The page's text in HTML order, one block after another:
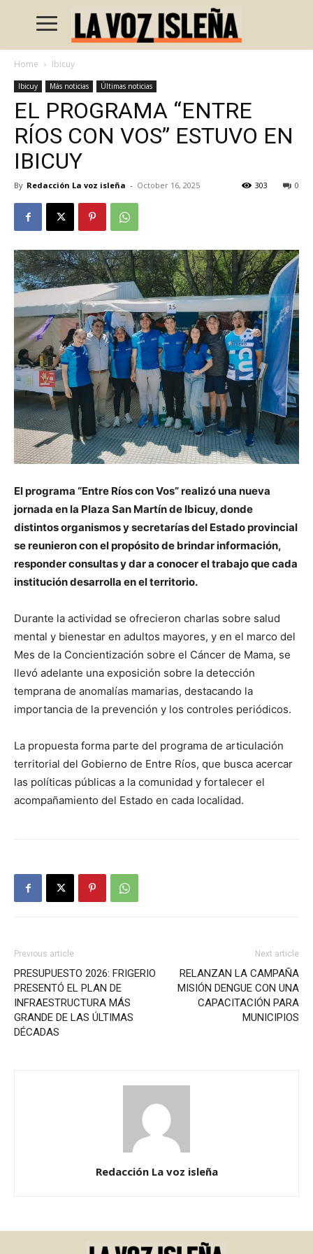
Home Ibicuy
Ibicuy Más noticias Últimas noticias
EL PROGRAMA “ENTRE
RÍOS CON VOS” ESTUVO EN
IBICUY
By Redacción La voz isleña - October 16, 2025 0
303
El programa “Entre Ríos con Vos” realizó una nueva
jornada en la Plaza San Martín de Ibicuy, donde
distintos organismos y secretarías del Estado provincial
se reunieron con el propósito de brindar información,
responder consultas y dar a conocer el trabajo que cada
institución desarrolla en el territorio.
Durante la actividad se ofrecieron charlas sobre salud
mental y bienestar en adultos mayores, y en el marco del
Mes de la Concientización sobre el Cáncer de Mama, se
llevó adelante una exposición sobre la detección
temprana de anomalías mamarias, destacando la
importancia de la prevención y los controles periódicos.
La propuesta forma parte del programa de articulación
territorial del Gobierno de Entre Ríos, que busca acercar
las políticas públicas a la comunidad y fortalecer el
acompañamiento del Estado en cada localidad.
Previous article
PRESUPUESTO 2026: FRIGERIO
PRESENTÓ EL PLAN DE
INFRAESTRUCTURA MÁS
GRANDE DE LAS ÚLTIMAS
DÉCADAS
Next article
RELANZAN LA CAMPAÑA
MISIÓN DENGUE CON UNA
CAPACITACIÓN PARA
MUNICIPIOS
Redacción La voz isleña